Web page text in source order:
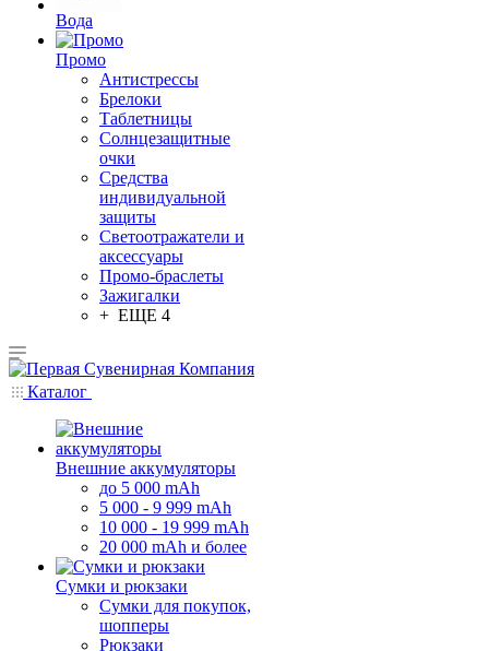
Вода
Промо
Антистрессы
Брелоки
Таблетницы
Солнцезащитные
очки
Средства
индивидуальной
защиты
Светоотражатели и
аксессуары
Промо-браслеты
Зажигалки
+ ЕЩЕ 4
Каталог
Внешние аккумуляторы
до 5 000 mAh
5 000 - 9 999 mAh
10 000 - 19 999 mAh
20 000 mAh и более
Сумки и рюкзаки
Сумки для покупок,
шопперы
Рюкзаки